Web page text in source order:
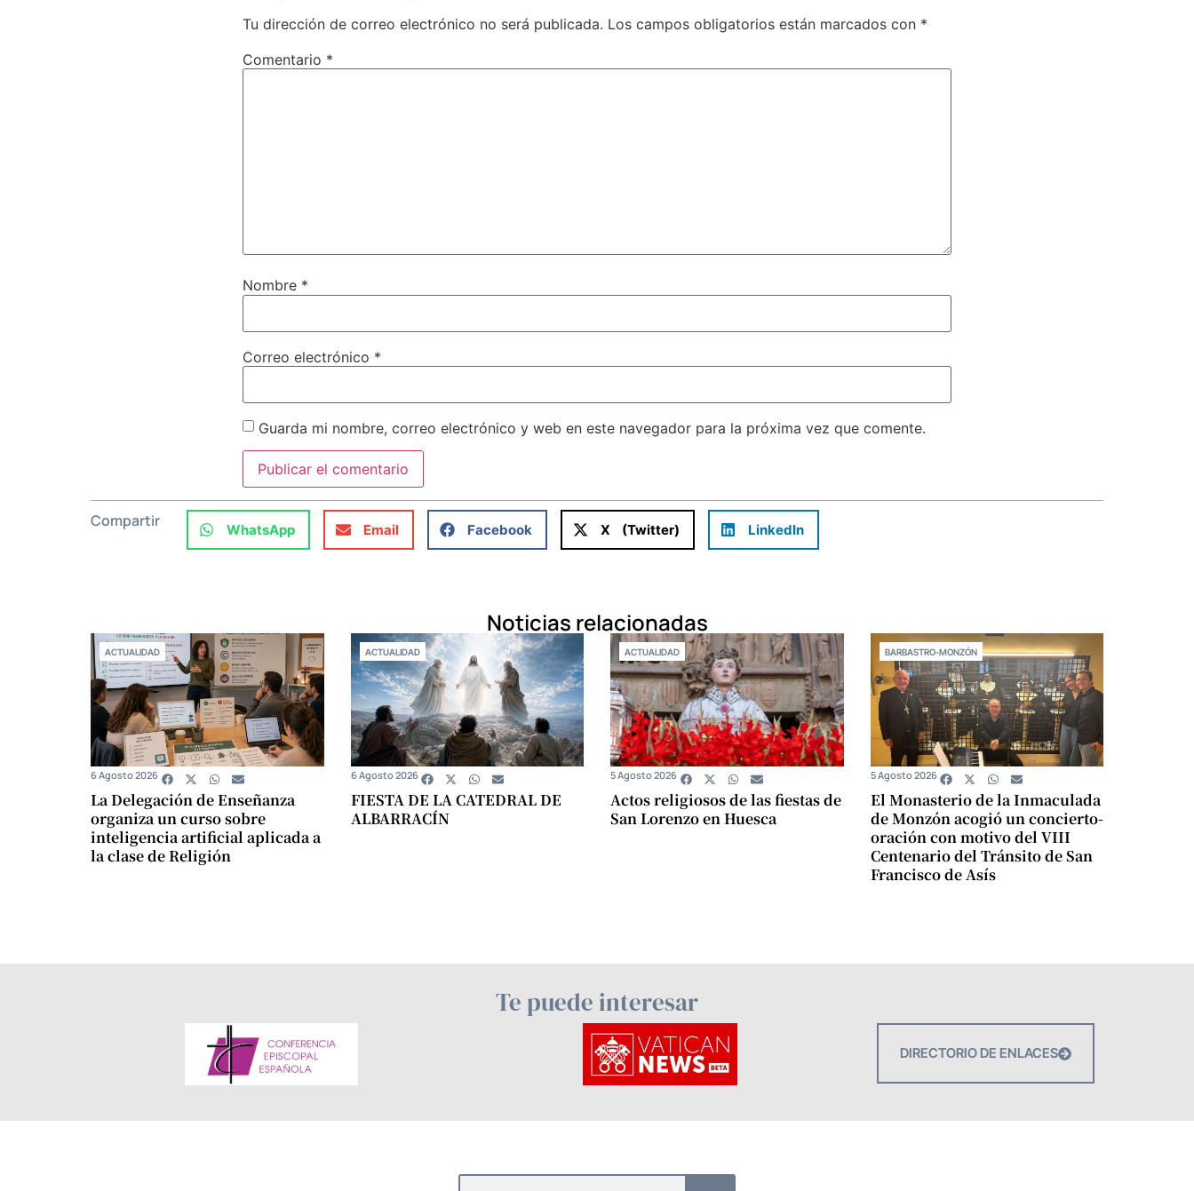
Tu dirección de correo electrónico no será publicada. Los campos obligatorios están marcados con *
Comentario *
Nombre *
Correo electrónico *
Guarda mi nombre, correo electrónico y web en este navegador para la próxima vez que comente.
Compartir WhatsApp Email Facebook X (Twitter) LinkedIn
Noticias relacionadas
ACTUALIDAD
La Delegación de Enseñanza
organiza un curso sobre
inteligencia artificial aplicada a
la clase de Religión
6 Agosto 2026
ACTUALIDAD
FIESTA DE LA CATEDRAL DE
ALBARRACÍN
6 Agosto 2026
ACTUALIDAD
Actos religiosos de las fiestas de
San Lorenzo en Huesca
5 Agosto 2026
BARBASTRO-MONZÓN
El Monasterio de la Inmaculada
de Monzón acogió un concierto-
oración con motivo del VIII
Centenario del Tránsito de San
Francisco de Asís
5 Agosto 2026
Te puede interesar
DIRECTORIO DE ENLACES